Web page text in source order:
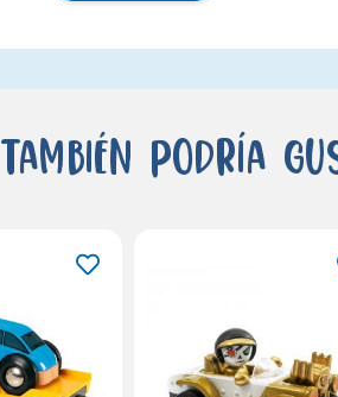
También podría